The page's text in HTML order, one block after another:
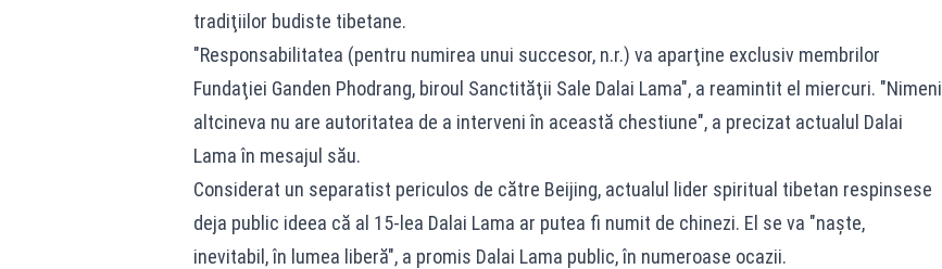
tradiţiilor budiste tibetane.
"Responsabilitatea (pentru numirea unui succesor, n.r.) va aparţine exclusiv membrilor
Fundaţiei Ganden Phodrang, biroul Sanctităţii Sale Dalai Lama", a reamintit el miercuri. "Nimeni
altcineva nu are autoritatea de a interveni în această chestiune", a precizat actualul Dalai
Lama în mesajul său.
Considerat un separatist periculos de către Beijing, actualul lider spiritual tibetan respinsese
deja public ideea că al 15-lea Dalai Lama ar putea fi numit de chinezi. El se va "naşte,
inevitabil, în lumea liberă", a promis Dalai Lama public, în numeroase ocazii.